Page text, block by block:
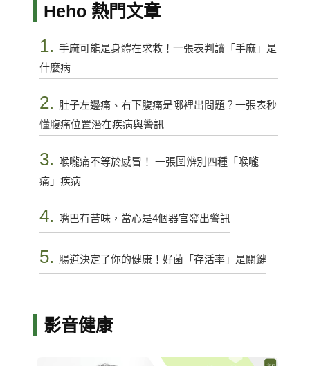
Heho 熱門文章
1. 手麻可能是身體在求救！一張表判讀「手麻」是
什麼病
2. 肚子左邊痛、右下腹痛是哪裡出問題？一張表秒
懂腹痛位置潛在疾病與警訊
3.
喉嚨痛不等於感冒！ 一張圖辨別四種「喉嚨
痛」疾病
4. 嘴巴有苦味，當心是4個器官發出警訊
5. 腸道決定了你的健康！好菌「存活率」是關鍵
影音健康